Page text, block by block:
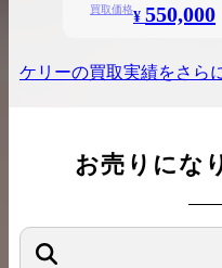
買取価格¥ 550,000
ケリーの買取実績をさら
お売りにな